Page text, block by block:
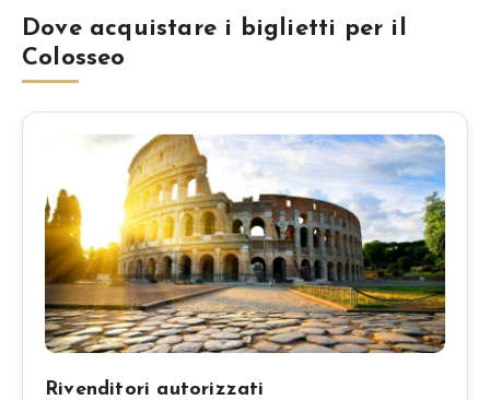
Dove acquistare i biglietti per il
Colosseo
Rivenditori autorizzati